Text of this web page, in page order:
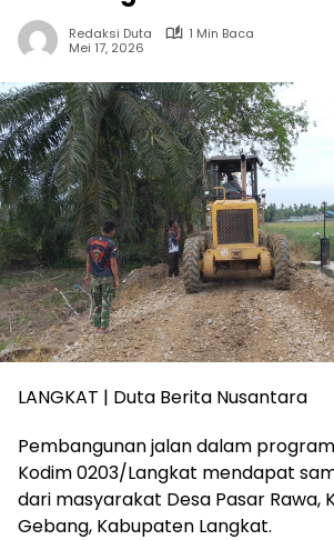
Redaksi Duta
1 Min Baca
Mei 17, 2026
LANGKAT | Duta Berita Nusantara
Pembangunan jalan dalam
Kodim 0203/Langkat mendapat
dari masyarakat Desa Pasar Rawa,
Gebang, Kabupaten Langkat.